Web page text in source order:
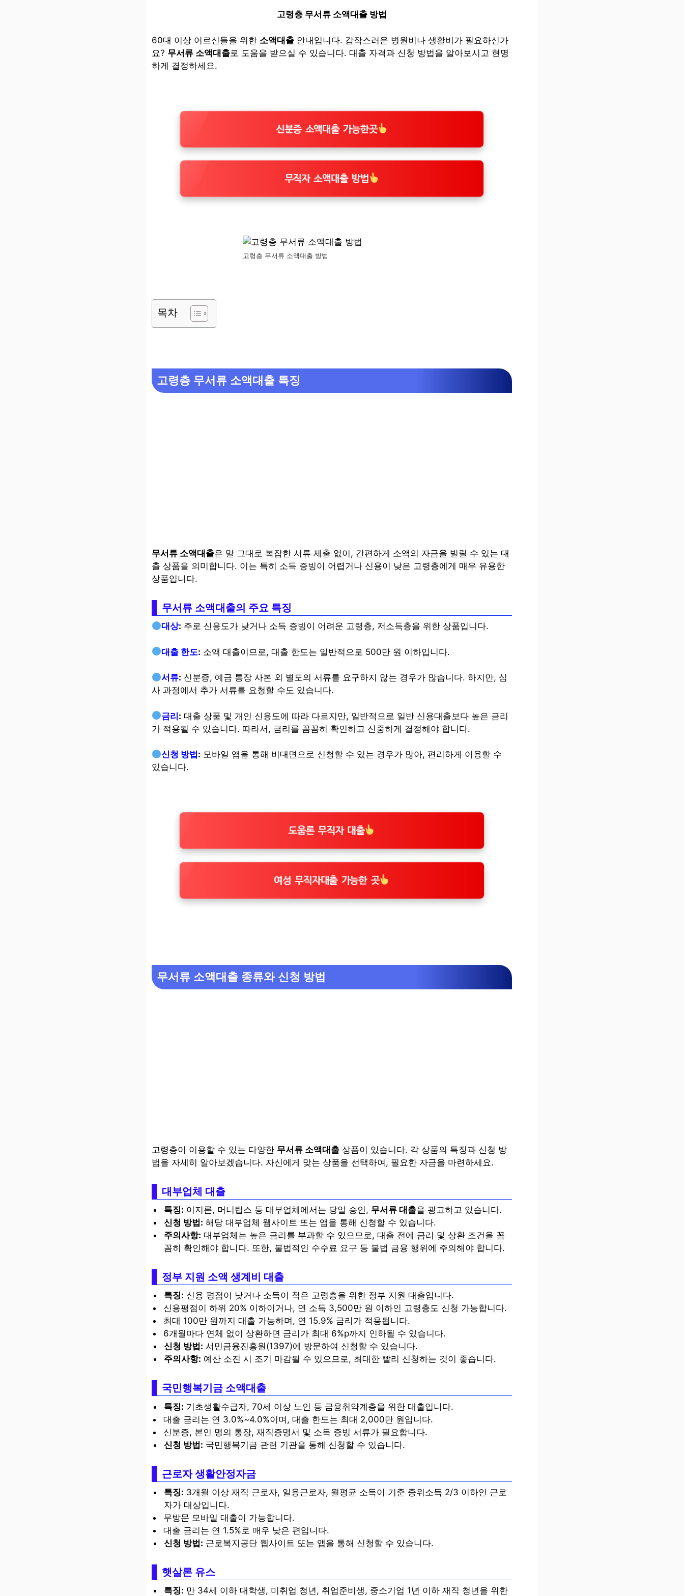
고령층 무서류 소액대출 방법
60대 이상 어르신들을 위한 소액대출 안내입니다. 갑작스러운 병원비나 생활비가 필요하신가
요? 무서류 소액대출로 도움을 받으실 수 있습니다. 대출 자격과 신청 방법을 알아보시고 현명
하게 결정하세요.
신분증 소액대출 가능한곳
무직자 소액대출 방법
고령층 무서류 소액대출 방법
목차
고령층 무서류 소액대출 특징
무서류 소액대출은 말 그대로 복잡한 서류 제출 없이, 간편하게 소액의 자금을 빌릴 수 있는 대
출 상품을 의미합니다. 이는 특히 소득 증빙이 어렵거나 신용이 낮은 고령층에게 매우 유용한
상품입니다.
무서류 소액대출의 주요 특징
대상: 주로 신용도가 낮거나 소득 증빙이 어려운 고령층, 저소득층을 위한 상품입니다.
대출 한도: 소액 대출이므로, 대출 한도는 일반적으로 500만 원 이하입니다.
서류: 신분증, 예금 통장 사본 외 별도의 서류를 요구하지 않는 경우가 많습니다. 하지만, 심
사 과정에서 추가 서류를 요청할 수도 있습니다.
금리: 대출 상품 및 개인 신용도에 따라 다르지만, 일반적으로 일반 신용대출보다 높은 금리
가 적용될 수 있습니다. 따라서, 금리를 꼼꼼히 확인하고 신중하게 결정해야 합니다.
신청 방법 : 모바일 앱을 통해 비대면으로 신청할 수 있는 경우가 많아, 편리하게 이용할 수
있습니다.
도움론 무직자 대출
여성 무직자대출 가능한 곳
무서류 소액대출 종류와 신청 방법
고령층이 이용할 수 있는 다양한 무서류 소액대출 상품이 있습니다. 각 상품의 특징과 신청 방
법을 자세히 알아보겠습니다. 자신에게 맞는 상품을 선택하여, 필요한 자금을 마련하세요.
대부업체 대출
특징: 이지론, 머니팁스 등 대부업체에서는 당일 승인, 무서류 대출을 광고하고 있습니다.
신청 방법: 해당 대부업체 웹사이트 또는 앱을 통해 신청할 수 있습니다.
주의사항: 대부업체는 높은 금리를 부과할 수 있으므로, 대출 전에 금리 및 상환 조건을 꼼
꼼히 확인해야 합니다. 또한, 불법적인 수수료 요구 등 불법 금융 행위에 주의해야 합니다.
정부 지원 소액 생계비 대출
특징: 신용 평점이 낮거나 소득이 적은 고령층을 위한 정부 지원 대출입니다.
신용평점이 하위 20% 이하이거나, 연 소득 3,500만 원 이하인 고령층도 신청 가능합니다.
최대 100만 원까지 대출 가능하며, 연 15.9% 금리가 적용됩니다.
6개월마다 연체 없이 상환하면 금리가 최대 6%p까지 인하될 수 있습니다.
신청 방법: 서민금융진흥원(1397)에 방문하여 신청할 수 있습니다.
주의사항: 예산 소진 시 조기 마감될 수 있으므로, 최대한 빨리 신청하는 것이 좋습니다.
국민행복기금 소액대출
특징: 기초생활수급자, 70세 이상 노인 등 금융취약계층을 위한 대출입니다.
대출 금리는 연 3.0%~4.0%이며, 대출 한도는 최대 2,000만 원입니다.
신분증, 본인 명의 통장, 재직증명서 및 소득 증빙 서류가 필요합니다.
신청 방법: 국민행복기금 관련 기관을 통해 신청할 수 있습니다.
근로자 생활안정자금
특징: 3개월 이상 재직 근로자, 일용근로자, 월평균 소득이 기준 중위소득 2/3 이하인 근로
자가 대상입니다.
무방문 모바일 대출이 가능합니다.
대출 금리는 연 1.5%로 매우 낮은 편입니다.
신청 방법: 근로복지공단 웹사이트 또는 앱을 통해 신청할 수 있습니다.
햇살론 유스
특징: 만 34세 이하 대학생, 미취업 청년, 취업준비생, 중소기업 1년 이하 재직 청년을 위한